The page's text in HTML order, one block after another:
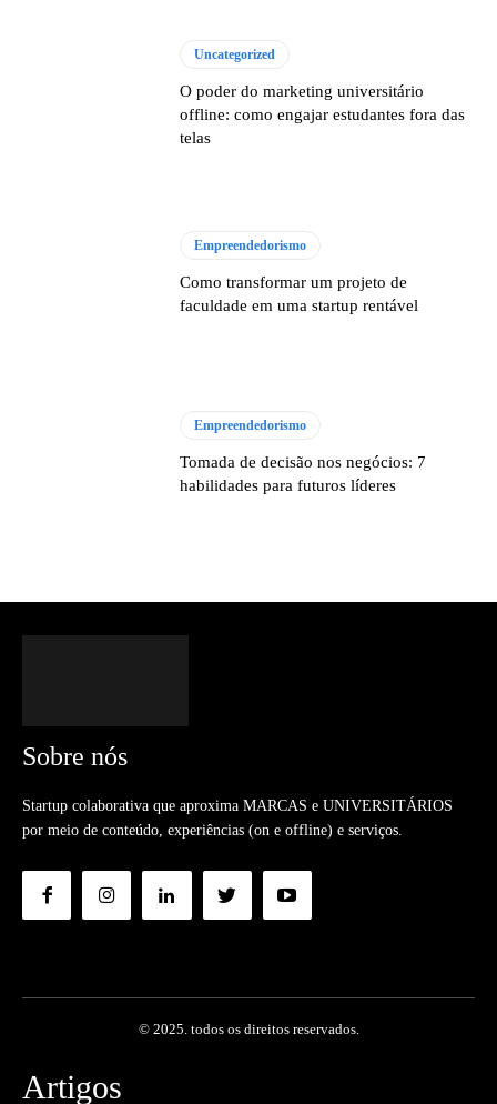
Uncategorized
O poder do marketing universitário
offline: como engajar estudantes fora das
telas
Empreendedorismo
Como transformar um projeto de
faculdade em uma startup rentável
Empreendedorismo
Tomada de decisão nos negócios: 7
habilidades para futuros líderes
Sobre nós
Startup colaborativa que aproxima MARCAS e UNIVERSITÁRIOS
por meio de conteúdo, experiências (on e offline) e serviços.
© 2025. todos os direitos reservados.
Artigos